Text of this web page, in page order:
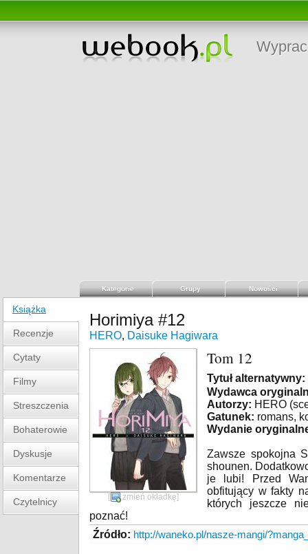
Kategorie Grupy Nowości
Książka
Recenzje
Cytaty
Filmy
Streszczenia
Bohaterowie
Dyskusje
Komentarze
Czytelnicy
Horimiya #12
HERO, Daisuke Hagiwara
[ zmień okładkę]
Tom 12
Tytuł alternatywny:
Wydawca
Autorzy: HERO
Gatunek: romans,
Wydanie
Zawsze spokojna
shounen.
je lubi! Przed
obfitujący w fakty
których jeszcze
poznać!
Źródło: http://waneko.pl/nasze-mangi/